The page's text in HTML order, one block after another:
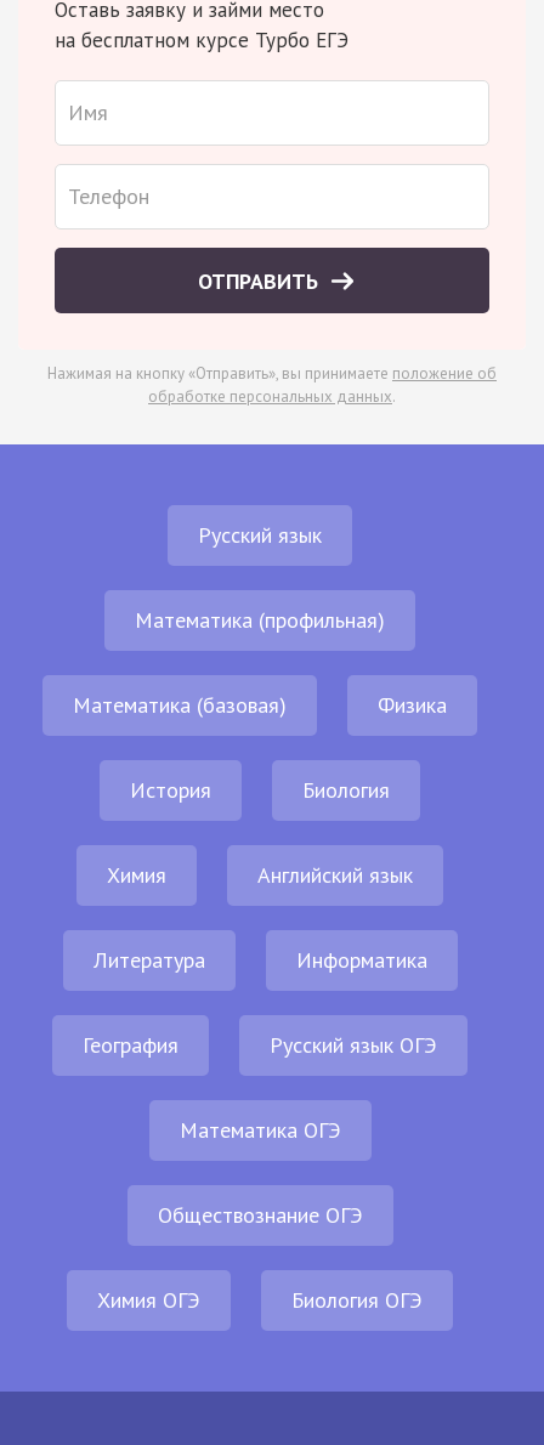
Оставь заявку и займи место
на бесплатном курсе Турбо ЕГЭ
ОТПРАВИТЬ
Нажимая на кнопку «Отправить», вы принимаете положение об
обработке персональных данных.
Русский язык
Математика (профильная)
Математика (базовая) Физика
История Биология
Химия Английский язык
Литература Информатика
География Русский язык ОГЭ
Математика ОГЭ
Обществознание ОГЭ
Химия ОГЭ Биология ОГЭ